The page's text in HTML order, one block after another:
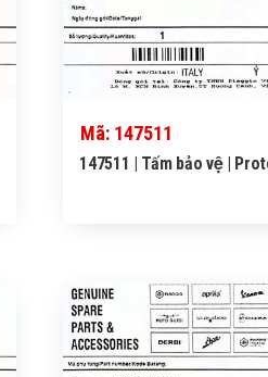
Mã: 147511
147511 | Tấm bảo vệ |